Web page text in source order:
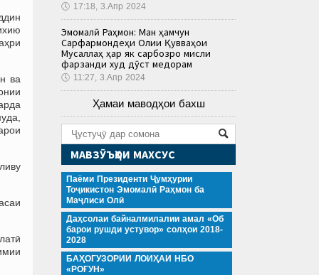
ва
🕔 17:18, 3.Апр 2024
Эмомалӣ Раҳмон: Ман ҳамчун
Сарфармондеҳи Олии Қувваҳои
Мусаллаҳ ҳар як сарбозро мисли
фарзанди худ дӯст медорам
🕔 11:27, 3.Апр 2024
Ҳамаи маводҳои бахш
МАВЗӮЪҲОИ МАХСУС
Паёми Президенти Ҷумҳурии
Тоҷикистон Эмомалӣ Раҳмон ба
Маҷлиси Олӣ
Даҳсолаи байналмилалии амал «Об
барои рушди устувор» солҳои 2018-
2028
БАҲОГУЗОРИИ ЛОИҲАИ НБО
«РОҒУН»